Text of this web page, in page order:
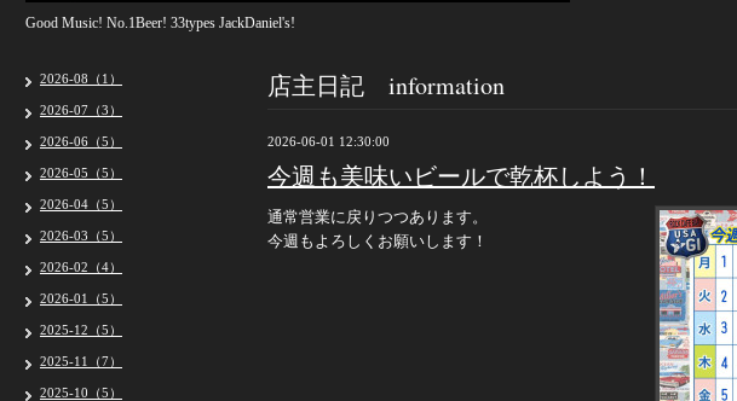
Good Music! No.1Beer! 33types JackDaniel's!
店主日記 information
2026-06-01 12:30:00
今週も美味いビールで乾杯しよう！
通常営業に戻りつつあります。
今週もよろしくお願いします！
2026-08（1）
2026-07（3）
2026-06（5）
2026-05（5）
2026-04（5）
2026-03（5）
2026-02（4）
2026-01（5）
2025-12（5）
2025-11（7）
2025-10（5）